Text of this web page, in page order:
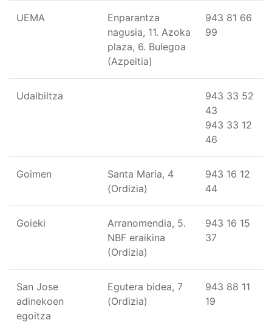
UEMA
Enparantza
nagusia, 11. Azoka
plaza, 6. Bulegoa
(Azpeitia)
943 81 66
99
Udalbiltza
943 33 52
43
943 33 12
46
Goimen
Santa Maria, 4
(Ordizia)
943 16 12
44
Goieki
Arranomendia, 5.
NBF eraikina
(Ordizia)
943 16 15
37
San Jose
adinekoen
egoitza
Egutera bidea, 7
(Ordizia)
943 88 11
19